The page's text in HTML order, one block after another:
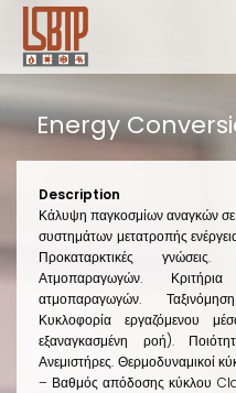
Skip
main
content
Energy
Description
Κάλυψη παγκοσμίων αναγκών σε
συστημάτων μετατροπής
Προκαταρκτικές γνώσεις.
Ατμοπαραγωγών.
ατμοπαραγωγών.
Κυκλοφορία εργαζόμενου
εξαναγκασμένη ροή).
Ανεμιστήρες. Θερμοδυναμικοί
– Βαθμός απόδοσης κύκλου